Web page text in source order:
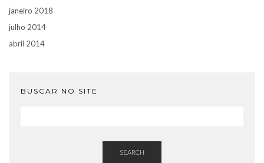
janeiro 2018
julho 2014
abril 2014
BUSCAR NO SITE
SEARCH